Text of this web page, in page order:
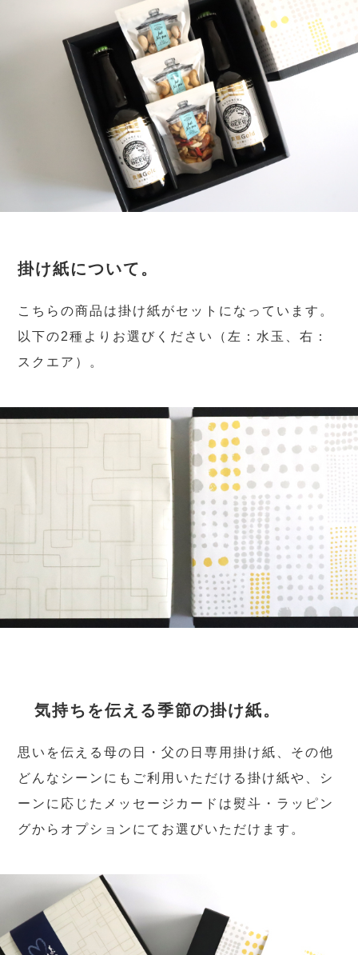
掛け紙について。
こちらの商品は掛け紙がセットになっています。
以下の2種よりお選びください（左：水玉、右：
スクエア）。
気持ちを伝える季節の掛け紙。
思いを伝える母の日・父の日専用掛け紙、その他
どんなシーンにもご利用いただける掛け紙や、シ
ーンに応じたメッセージカードは熨斗・ラッピン
グからオプションにてお選びいただけます。